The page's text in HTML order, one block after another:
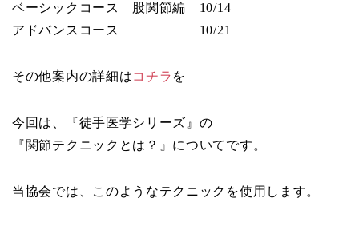
ベーシックコース 股関節編 10/14
アドバンスコース 10/21
その他案内の詳細はコチラ を
今回は、『徒手医学シリーズ』の
『関節テクニックとは？』についてです。
当協会では、このようなテクニックを使用します。